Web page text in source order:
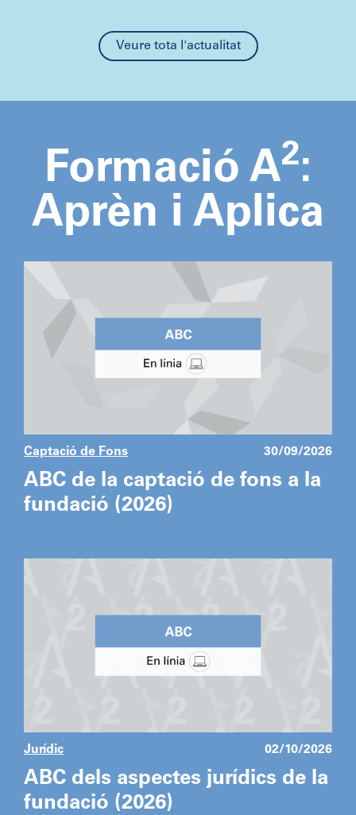
Veure tota l'actualitat
Formació A2:
Aprèn i Aplica
Captació de Fons 30/09/2026
ABC de la captació de fons a la
fundació (2026)
Jurídic 02/10/2026
ABC dels aspectes jurídics de la
fundació (2026)